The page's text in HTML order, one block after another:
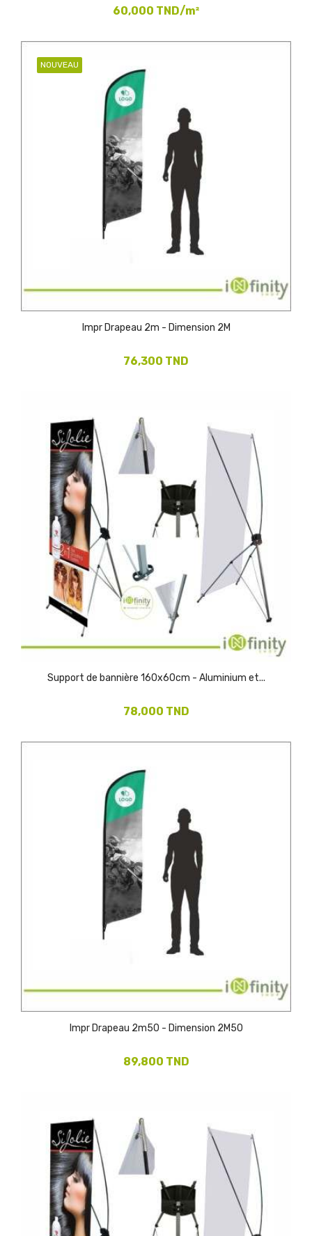
60,000 TND/m²
NOUVEAU
Impr Drapeau 2m - Dimension 2M
76,300 TND
Support de bannière 160x60cm - Aluminium et...
78,000 TND
Impr Drapeau 2m50 - Dimension 2M50
89,800 TND
(1)